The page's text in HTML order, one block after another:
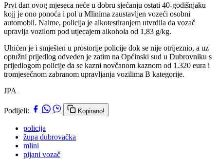
Prvi dan ovog mjeseca neće u dobru sjećanju ostati 40-godišnjaku
kojj je ono ponoća i pol u Mlinima zaustavljen vozeći osobni
automobil. Naime, policija je alkotestiranjem utvrdila da vozač
upravlja vozilom pod utjecajem alkohola od 1,83 g/kg.
Uhićen je i smješten u prostorije policije dok se nije otrijeznio, a uz
optužni prijedlog odveden je zatim na Općinski sud u Dubrovniku s
prijedlogom policije da se kazni novčanom kaznom od 1.320 eura i
tromjesečnom zabranom upravljanja vozilima B kategorije.
JPA
Podijeli: Kopirano!
policija
župa dubrovačka
mlini
pijani vozač